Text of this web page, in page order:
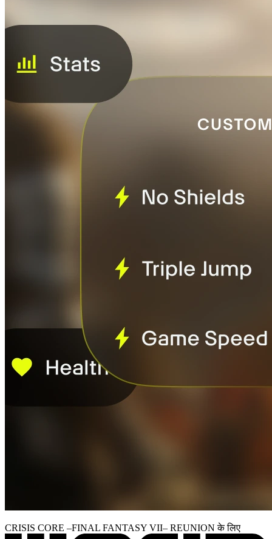
CRISIS CORE –FINAL FANTASY VII– REUNION के लिए